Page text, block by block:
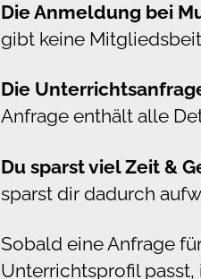
Die Anmeldung bei
gibt keine
Die
Anfrage enthält alle
Du sparst viel Zeit &
sparst dir dadurch
Sobald eine Anfrage
Unterrichtsprofil